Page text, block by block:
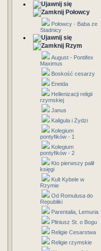
Połowcy
Połowcy - Baba ze
Stadnicy
Rzym
August - Pontifex
Maximus
Boskość cesarzy
Eneida
Hellenizacji religii
rzymskiej
Janus
Kaligula i Żydzi
Kolegium
pontyfików - 1
Kolegium
pontyfików - 2
Kto pierwszy palił
księgi
Kult Kybele w
Rzymie
Od Romulusa do
Republiki
Parentalia, Lemuria
Pliniusz St. o Bogu
Religie Cesarstwa
Religie rzymskie